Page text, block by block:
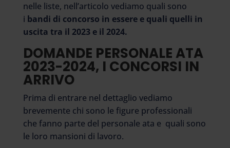
nelle liste, nell’articolo vediamo quali sono
i bandi di concorso in essere e quali quelli in
uscita tra il 2023 e il 2024.
DOMANDE PERSONALE ATA
2023-2024, I CONCORSI IN
ARRIVO
Prima di entrare nel dettaglio vediamo
brevemente chi sono le figure professionali
che fanno parte del personale ata e quali sono
le loro mansioni di lavoro.